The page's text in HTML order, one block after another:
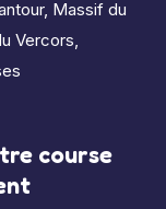
, Massif du
Vercors,
course